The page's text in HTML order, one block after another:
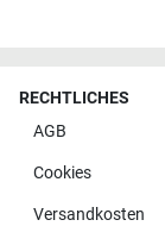
RECHTLICHES
AGB
Cookies
Versandkosten